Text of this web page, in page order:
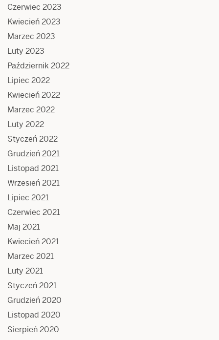
Czerwiec 2023
Kwiecień 2023
Marzec 2023
Luty 2023
Październik 2022
Lipiec 2022
Kwiecień 2022
Marzec 2022
Luty 2022
Styczeń 2022
Grudzień 2021
Listopad 2021
Wrzesień 2021
Lipiec 2021
Czerwiec 2021
Maj 2021
Kwiecień 2021
Marzec 2021
Luty 2021
Styczeń 2021
Grudzień 2020
Listopad 2020
Sierpień 2020